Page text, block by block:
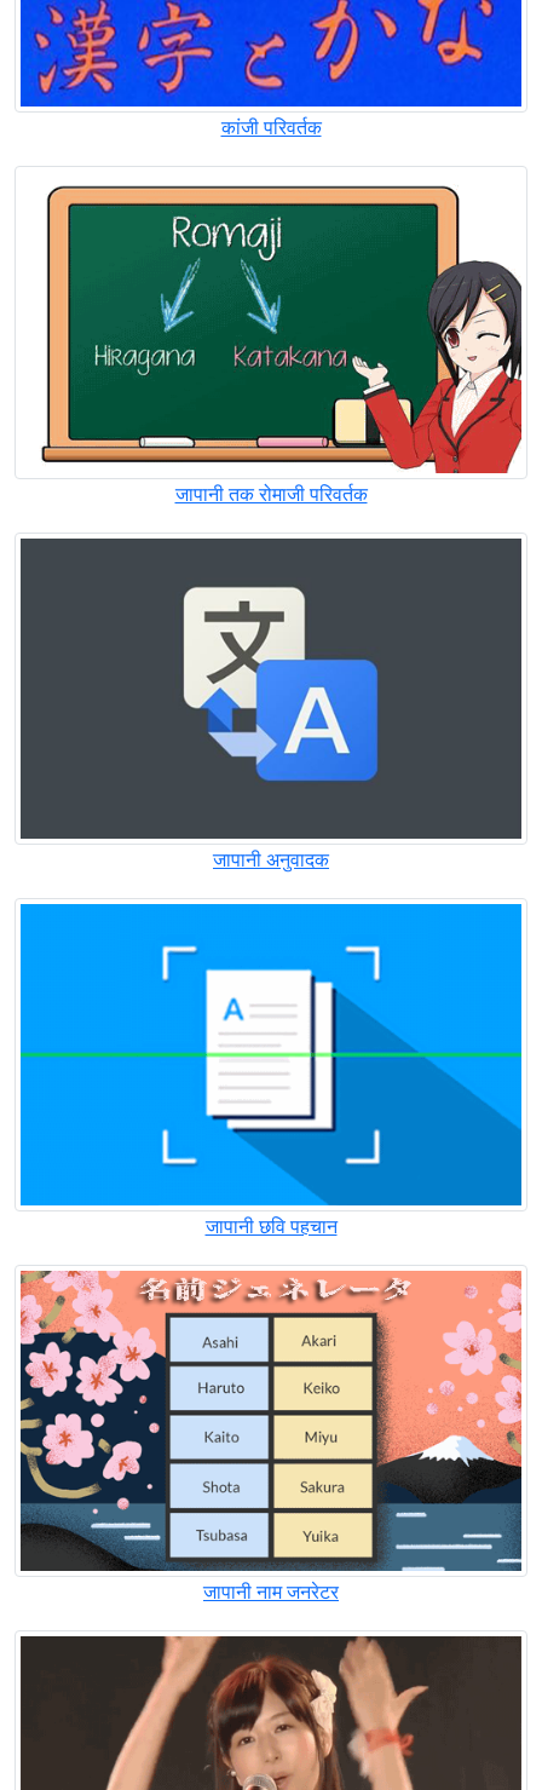
कांजी परिवर्तक
जापानी तक रोमाजी परिवर्तक
जापानी अनुवादक
जापानी छवि पहचान
जापानी नाम जनरेटर